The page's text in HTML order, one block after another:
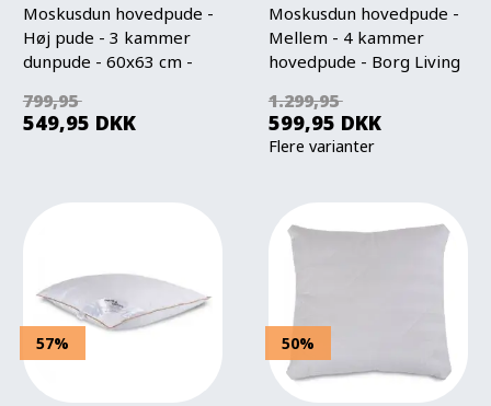
Moskusdun hovedpude -
Høj pude - 3 kammer
dunpude - 60x63 cm -
moskusdunpude
799,95
549,95 DKK
Moskusdun hovedpude -
Mellem - 4 kammer
hovedpude - Borg Living
1.299,95
599,95 DKK
Flere varianter
57% 50%